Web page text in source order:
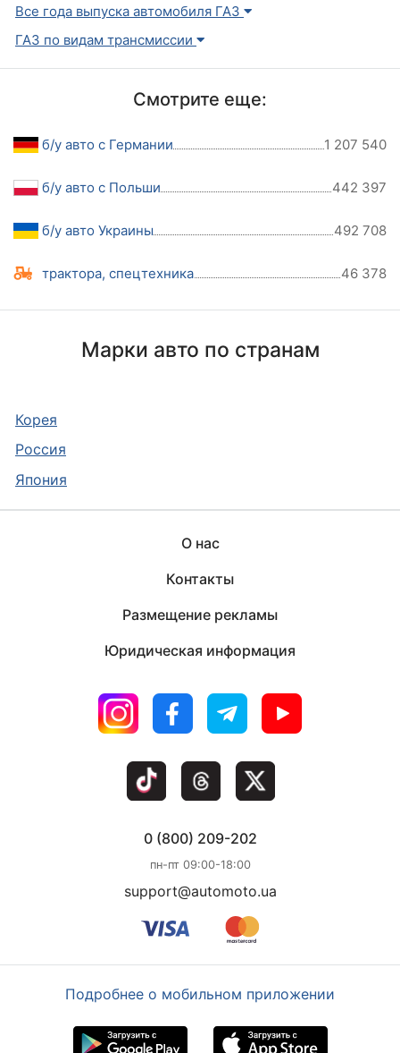
Все года выпуска автомобиля ГАЗ
ГАЗ по видам трансмиссии
Смотрите еще:
б/у авто с Германии 1 207 540
б/у авто с Польши 442 397
б/у авто Украины 492 708
трактора, спецтехника 46 378
Марки авто по странам
Корея
Россия
Япония
О нас
Контакты
Размещение рекламы
Юридическая информация
0 (800) 209-202
пн-пт 09:00-18:00
support@automoto.ua
Подробнее о мобильном приложении